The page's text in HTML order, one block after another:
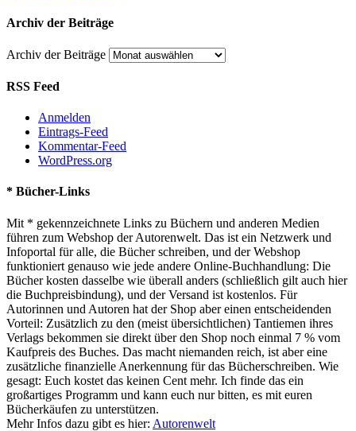
Archiv der Beiträge
Archiv der Beiträge
RSS Feed
Anmelden
Eintrags-Feed
Kommentar-Feed
WordPress.org
* Bücher-Links
Mit * gekennzeichnete Links zu Büchern und anderen Medien
führen zum Webshop der Autorenwelt. Das ist ein Netzwerk und
Infoportal für alle, die Bücher schreiben, und der Webshop
funktioniert genauso wie jede andere Online-Buchhandlung: Die
Bücher kosten dasselbe wie überall anders (schließlich gilt auch hier
die Buchpreisbindung), und der Versand ist kostenlos. Für
Autorinnen und Autoren hat der Shop aber einen entscheidenden
Vorteil: Zusätzlich zu den (meist übersichtlichen) Tantiemen ihres
Verlags bekommen sie direkt über den Shop noch einmal 7 % vom
Kaufpreis des Buches. Das macht niemanden reich, ist aber eine
zusätzliche finanzielle Anerkennung für das Bücherschreiben. Wie
gesagt: Euch kostet das keinen Cent mehr. Ich finde das ein
großartiges Programm und kann euch nur bitten, es mit euren
Bücherkäufen zu unterstützen.
Mehr Infos dazu gibt es hier: Autorenwelt